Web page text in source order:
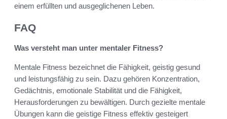
einem erfüllten und ausgeglichenen Leben.
FAQ
Was versteht man unter mentaler Fitness?
Mentale Fitness bezeichnet die Fähigkeit, geistig gesund
und leistungsfähig zu sein. Dazu gehören Konzentration,
Gedächtnis, emotionale Stabilität und die Fähigkeit,
Herausforderungen zu bewältigen. Durch gezielte mentale
Übungen kann die geistige Fitness effektiv gesteigert